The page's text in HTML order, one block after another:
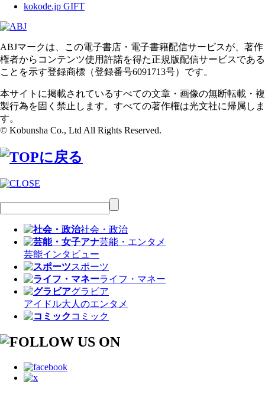
kokode.jp GIFT
ABJマークは、この電子書店・電子書籍配信サービスが、著作
権者からコンテンツ使用許諾を得た正規版配信サービスである
ことを示す登録商標（登録番号6091713号）です。
本サイトに掲載されているすべての文章・画像の無断転載・複
製行為を固く禁止します。すべての著作権は光文社に帰属しま
す。
© Kobunsha Co., Ltd All Rights Reserved.
社会・政治
芸能・エンタメ
芸能インタビュー
スポーツ
ライフ・マネー
グラビア
アイドル大人のエンタメ
コミック